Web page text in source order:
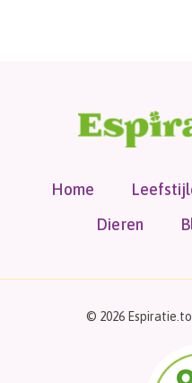
Home
Dieren
© 2026